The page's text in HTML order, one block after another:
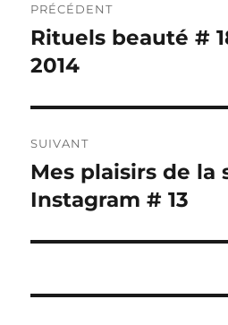
de
l’article
PRÉCÉDENT
Publication
précédente :
Rituels beauté #
2014
SUIVANT
Publication
suivante :
Mes plaisirs de la
Instagram # 13